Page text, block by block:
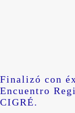
Finalizó con
Encuentro
CIGRÉ.